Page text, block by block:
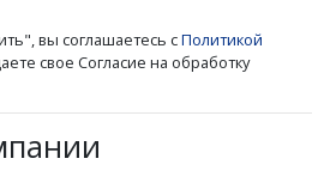
вы соглашаетесь сПолитикой
свое Согласие на обработку